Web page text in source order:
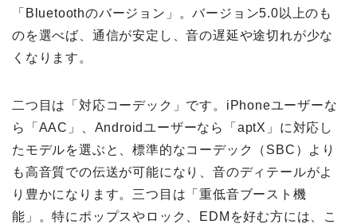
「Bluetoothのバージョン」。バージョン5.0以上のも
のを選べば、通信が安定し、音の遅延や途切れが少な
くなります。
二つ目は「対応コーデック」です。iPhoneユーザーな
ら「AAC」、Androidユーザーなら「aptX」に対応し
たモデルを選ぶと、標準的なコーデック（SBC）より
も高音質での伝送が可能になり、音のディテールがよ
り豊かになります。三つ目は「重低音ブースト機
能」。特にポップスやロック、EDMを好む方には、こ